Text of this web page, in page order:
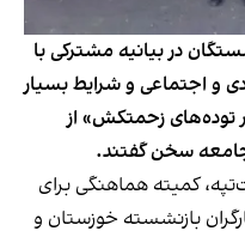
در بیانیه مشترکی با
و اجتماعی و شرایط بسیار
توده‌های زحمتکش» از
سخن گفتند.
کمیته هماهنگی برای
بازنشسته خوزستان و